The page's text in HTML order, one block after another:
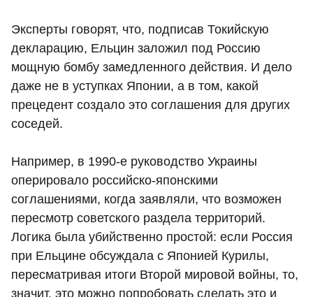
Эксперты говорят, что, подписав Токийскую
декларацию, Ельцин заложил под Россию
мощную бомбу замедленного действия. И дело
даже не в уступках Японии, а в том, какой
прецедент создало это соглашения для других
соседей.
Например, в 1990-е руководство Украины
оперировало российско-японскими
соглашениями, когда заявляли, что возможен
пересмотр советского раздела территорий.
Логика была убийственно простой: если Россия
при Ельцине обсуждала с Японией Курилы,
пересматривая итоги Второй мировой войны, то,
значит, это можно попробовать сделать это и